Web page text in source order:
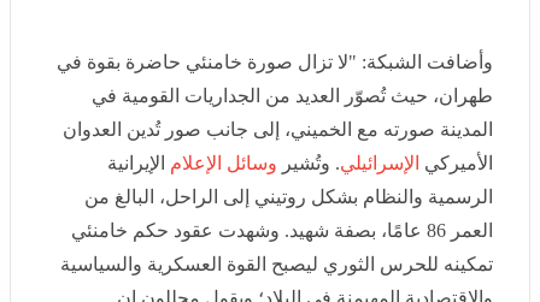
وأضافت الشبكة: "لا تزال صورة خامنئي حاضرة بقوة في
طهران، حيث تُصوّر العديد من الجداريات القومية في المدينة
صورته مع الخميني، إلى جانب صور تُدين العدوان الأميركي
الإسرائيلي
. وتُشير وسائل الإعلام
الإيرانية الرسمية والنظام
بشكل روتيني إلى الراحل، البالغ من العمر 86 عامًا، بصفة
شهيد. وشهدت عقود حكم خامنئي تمكينه للحرس الثوري
ليصبح القوة العسكرية والسياسية والاقتصادية المهيمنة في
البلاد؛ ويقول محللون إن المحاولات المتتالية التي بذلها